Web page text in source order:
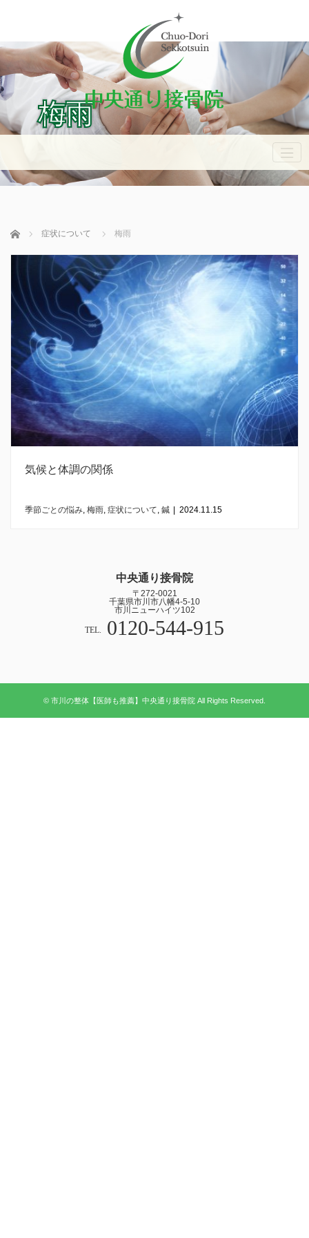
梅雨
ホーム 症状について 梅雨
気候と体調の関係
季節ごとの悩み 梅雨 症状について 鍼 | 2024.11.15
中央通り接骨院
〒272-0021
千葉県市川市八幡4-5-10
市川ニューハイツ102
TEL. 0120-544-915
© 市川の整体【医師も推薦】中央通り接骨院 All Rights Reserved.